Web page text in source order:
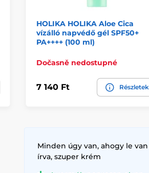
HOLIKA HOLIKA Aloe Cica
vízálló napvédő gél SPF50+
PA++++ (100 ml)
Dočasně nedostupné
7 140 Ft Részletek
Minden úgy van, ahogy le van
írva, szuper krém